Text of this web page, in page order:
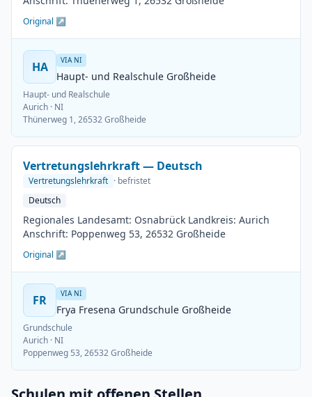
Original ↗
HA VIA NI
Haupt- und Realschule Großheide
Haupt- und Realschule
Aurich · NI
Thünerweg 1, 26532 Großheide
Vertretungslehrkraft — Deutsch
Vertretungslehrkraft · befristet
Deutsch
Regionales Landesamt: Osnabrück Landkreis: Aurich
Anschrift: Poppenweg 53, 26532 Großheide
Original ↗
FR VIA NI
Frya Fresena Grundschule Großheide
Grundschule
Aurich · NI
Poppenweg 53, 26532 Großheide